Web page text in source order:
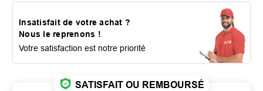
Insatisfait de votre achat ?
Nous le reprenons !
Votre satisfaction est notre priorité
SATISFAIT OU REMBOURSÉ